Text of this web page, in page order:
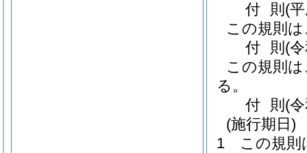
付 則 (
この規則
付 則 (
この規則
る。
付 則 (
(施行期日)
1
この規則